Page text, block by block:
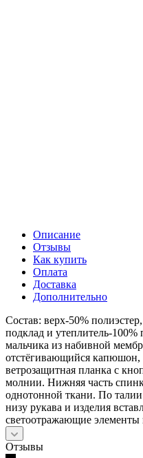
Описание
Отзывы
Как купить
Оплата
Доставка
Дополнительно
Состав: верх-50%
подклад и утеплитель-
мальчика из набивной
отстёгивающийся капюшон,
ветрозащитная планка с
молнии. Нижняя часть
однотонной ткани. По
низу рукава и изделия
светоотражающие элементы
Отзывы